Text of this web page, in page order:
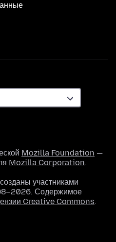
Mozilla Foundation —
Mozilla Corporation.
участниками
Содержимое
Creative Commons.